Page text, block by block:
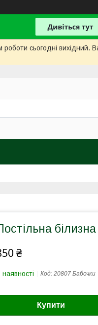
роботи сьогодні
₴
наявності Код: 20807 Бабочки
Купити